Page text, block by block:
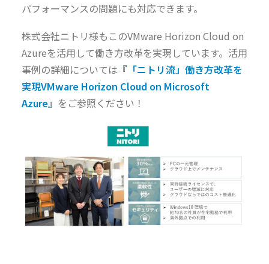
パフォーマンスの問題にも対応できます。
株式会社ニトリ様もこのVMware Horizon Cloud on
Azureを活用して働き方改革を実現しています。活用
事例の詳細については 『「ニトリ流」働き方改革を
実現VMware Horizon Cloud on Microsoft
Azure』 をご参照ください！